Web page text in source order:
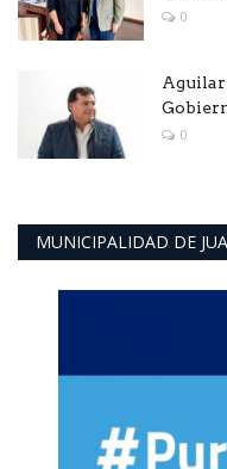
0
Aguilar
0
MUNICIPALIDAD DE